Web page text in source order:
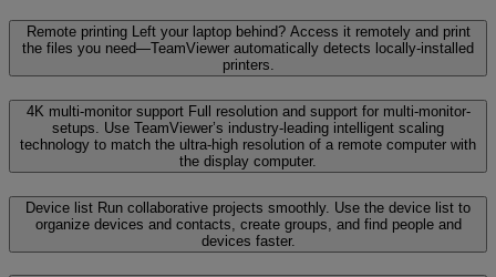
Remote printing Left your laptop behind? Access it remotely and print
the files you need—TeamViewer automatically detects locally-installed
printers.
4K multi-monitor support Full resolution and support for multi-monitor-
setups. Use TeamViewer’s industry-leading intelligent scaling
technology to match the ultra-high resolution of a remote computer with
the display computer.
Device list Run collaborative projects smoothly. Use the device list to
organize devices and contacts, create groups, and find people and
devices faster.